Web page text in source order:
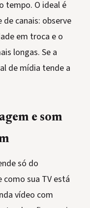
tempo. O ideal é
canais: observe
em troca e o
longas. Se a
de mídia tende a
e som
só do
sua TV está
vídeo com